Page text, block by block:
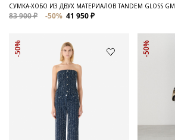
СУМКА-ХОБО ИЗ ДВУХ МАТЕРИАЛОВ TANDEM GLOSS GM
83 900 ₽ -50% 41 950 ₽
-50% -50%